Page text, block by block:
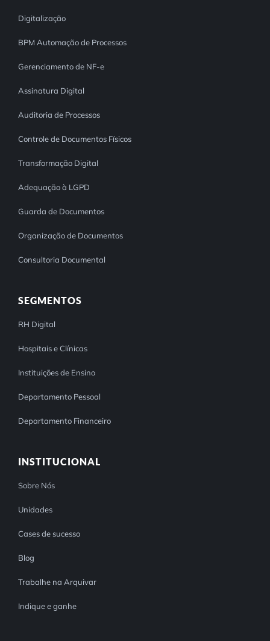
Digitalização
BPM Automação de Processos
Gerenciamento de NF-e
Assinatura Digital
Auditoria de Processos
Controle de Documentos Físicos
Transformação Digital
Adequação à LGPD
Guarda de Documentos
Organização de Documentos
Consultoria Documental
SEGMENTOS
RH Digital
Hospitais e Clínicas
Instituições de Ensino
Departamento Pessoal
Departamento Financeiro
INSTITUCIONAL
Sobre Nós
Unidades
Cases de sucesso
Blog
Trabalhe na Arquivar
Indique e ganhe